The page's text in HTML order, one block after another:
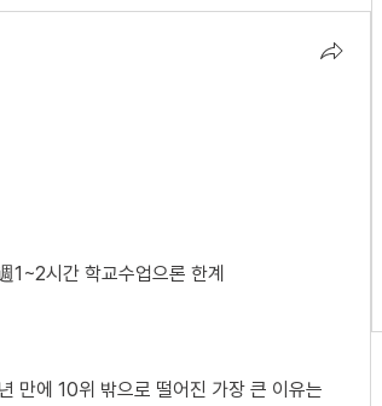
시간 학교수업으론 한계
만에 10위 밖으로 떨어진 가장 큰 이유는